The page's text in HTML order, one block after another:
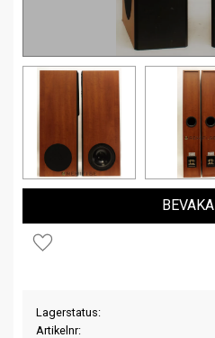
Lägg till i favoriter
BEVAKA
Lagerstatus
Artikelnr